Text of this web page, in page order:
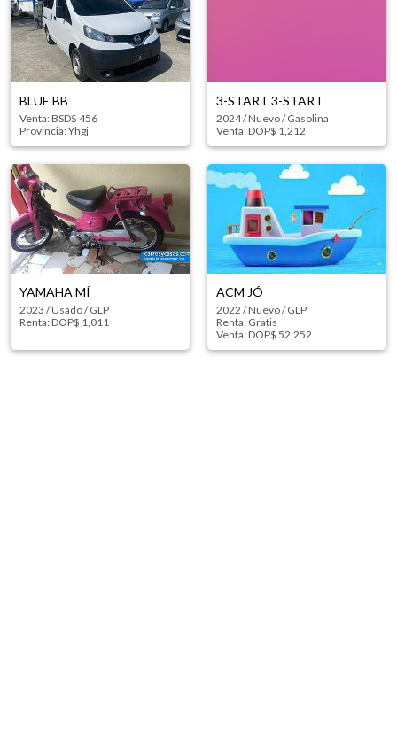
BLUE BB
Venta: BSD$ 456
Provincia:Yhgj
3-START 3-START
2024/Nuevo/Gasolina
Venta: DOP$ 1,212
YAMAHA MÍ
2023 /Usado/GLP
Renta: DOP$ 1,011
ACM JÓ
2022 /Nuevo/GLP
Renta: Gratis
Venta: DOP$ 52,252